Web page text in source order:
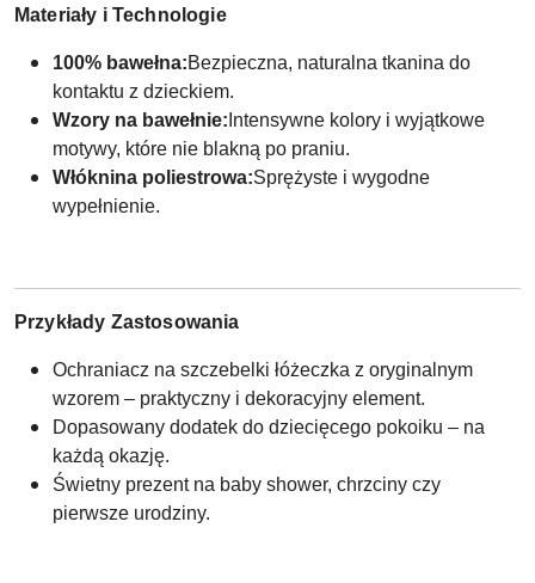
Materiały i Technologie
100% bawełna:Bezpieczna, naturalna tkanina do
kontaktu z dzieckiem.
Wzory na bawełnie: Intensywne kolory i wyjątkowe
motywy, które nie blakną po praniu.
Włóknina poliestrowa:Sprężyste i wygodne
wypełnienie.
Przykłady Zastosowania
Ochraniacz na szczebelki łóżeczka z oryginalnym
wzorem – praktyczny i dekoracyjny element.
Dopasowany dodatek do dziecięcego pokoiku – na
każdą okazję.
Świetny prezent na baby shower, chrzciny czy
pierwsze urodziny.